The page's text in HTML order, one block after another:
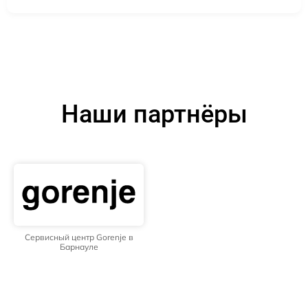
Наши партнёры
Сервисный центр Gorenje в
Барнауле